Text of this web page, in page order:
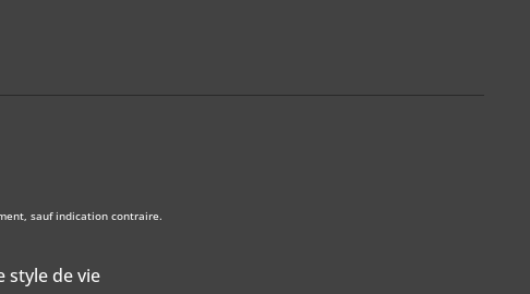
sauf indication contraire.
style de vie